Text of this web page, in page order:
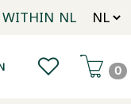
WITHIN NL
0